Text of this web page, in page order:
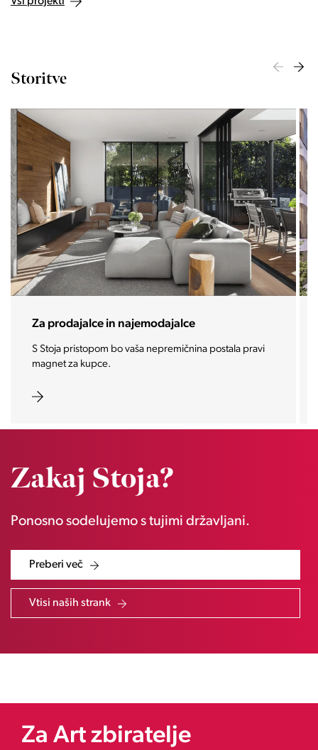
Storitve
Za investitorje
Vašo investicijo ponesemo med najbolj iskane in
zaželene nepremičnine prihodnosti.
Zakaj Stoja?
Ponosno sodelujemo s tujimi državljani.
Preberi več
Vtisi naših strank
Za Art zbiratelje